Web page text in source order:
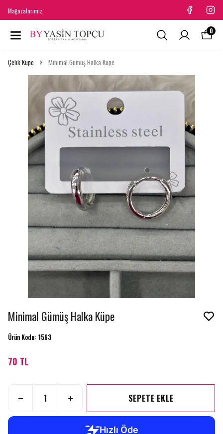
Mağazalarımız
0
Çelik Küpe Minimal Gümüş Halka Küpe
Minimal Gümüş Halka Küpe
Ürün Kodu: 1563
70 TL
SEPETE EKLE